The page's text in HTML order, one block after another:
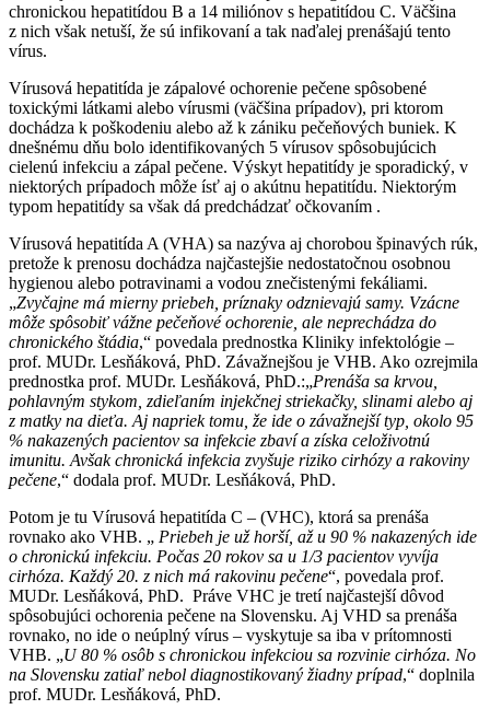
chronickou hepatitídou B a 14 miliónov s hepatitídou C. Väčšina
z nich však netuší, že sú infikovaní a tak naďalej prenášajú tento
vírus.
Vírusová hepatitída je zápalové ochorenie pečene spôsobené
toxickými látkami alebo vírusmi (väčšina prípadov), pri ktorom
dochádza k poškodeniu alebo až k zániku pečeňových buniek. K
dnešnému dňu bolo identifikovaných 5 vírusov spôsobujúcich
cielenú infekciu a zápal pečene. Výskyt hepatitídy je sporadický, v
niektorých prípadoch môže ísť aj o akútnu hepatitídu. Niektorým
typom hepatitídy sa však dá predchádzať očkovaním .
Vírusová hepatitída A (VHA) sa nazýva aj chorobou špinavých rúk,
pretože k prenosu dochádza najčastejšie nedostatočnou osobnou
hygienou alebo potravinami a vodou znečistenými fekáliami.
„Zvyčajne má mierny priebeh, príznaky odznievajú samy. Vzácne
môže spôsobiť vážne pečeňové ochorenie, ale neprechádza do
chronického štádia,“ povedala prednostka Kliniky infektológie –
prof. MUDr. Lesňáková, PhD. Závažnejšou je VHB. Ako ozrejmila
prednostka prof. MUDr. Lesňáková, PhD.:„Prenáša sa krvou,
pohlavným stykom, zdieľaním injekčnej striekačky, slinami alebo aj
z matky na dieťa. Aj napriek tomu, že ide o závažnejší typ, okolo 95
% nakazených pacientov sa infekcie zbaví a získa celoživotnú
imunitu. Avšak chronická infekcia zvyšuje riziko cirhózy a rakoviny
pečene,“ dodala prof. MUDr. Lesňáková, PhD.
Potom je tu Vírusová hepatitída C – (VHC), ktorá sa prenáša
rovnako ako VHB. „ Priebeh je už horší, až u 90 % nakazených ide
o chronickú infekciu. Počas 20 rokov sa u 1/3 pacientov vyvíja
cirhóza. Každý 20. z nich má rakovinu pečene“, povedala prof.
MUDr. Lesňáková, PhD. Práve VHC je tretí najčastejší dôvod
spôsobujúci ochorenia pečene na Slovensku. Aj VHD sa prenáša
rovnako, no ide o neúplný vírus – vyskytuje sa iba v prítomnosti
VHB. „U 80 % osôb s chronickou infekciou sa rozvinie cirhóza. No
na Slovensku zatiaľ nebol diagnostikovaný žiadny prípad,“ doplnila
prof. MUDr. Lesňáková, PhD.